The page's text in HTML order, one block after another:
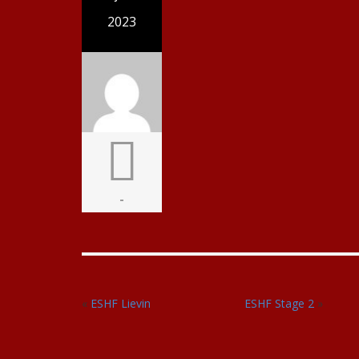
2023
-
« ESHF Lievin ESHF Stage 2»